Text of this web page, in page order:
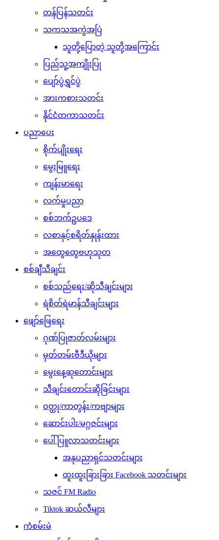
တန်ပြန်သတင်း
သကသအကွဲအပြဲ
သူတို့ပြောတဲ့ သူတို့အကြောင်း
ပြည်သူ့အကျိုးပြု
ပျော်ပွဲရွှင်ပွဲ
အားကစားသတင်း
နိုင်ငံတကာသတင်း
ပညာပေး
စိုက်ပျိုးရေး
မွေးမြူရေး
ကျန်းမာရေး
လက်မှုပညာ
စစ်ဘက်ဥပဒေ
လစာနှင့်စရိတ်နှုန်းထား
အထွေထွေဗဟုသုတ
စစ်ချီသီချင်း
စစ်သည်ရေး/ဆိုသီချင်းများ
ရဲစိတ်ရဲမာန်သီချင်းများ
ဖျော်ဖြေရေး
ဂုဏ်ပြုဇာတ်လမ်းများ
မှတ်တမ်းဗီဒီယိုများ
မွေးနေ့ဆုတောင်းများ
သီချင်းတောင်းဆိုခြင်းများ
ဝတ္ထု/ကာတွန်း/ကဗျာများ
ဆောင်းပါး/မဂ္ဂဇင်းများ
ပေါ်ပြူလာသတင်းများ
အနုပညာရှင်သတင်းများ
ထူးထူးခြားခြား Facebook သတင်းများ
သဇင် FM Radio
Tiktok ဆယ်လီများ
ကံစမ်းမဲ